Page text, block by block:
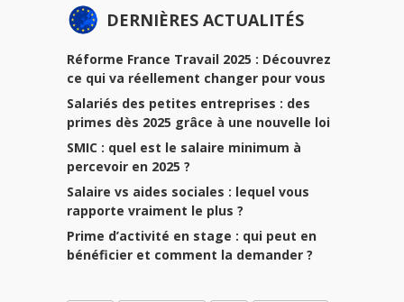
DERNIÈRES ACTUALITÉS
Réforme France Travail 2025 : Découvrez
ce qui va réellement changer pour vous
Salariés des petites entreprises : des
primes dès 2025 grâce à une nouvelle loi
SMIC : quel est le salaire minimum à
percevoir en 2025 ?
Salaire vs aides sociales : lequel vous
rapporte vraiment le plus ?
Prime d’activité en stage : qui peut en
bénéficier et comment la demander ?